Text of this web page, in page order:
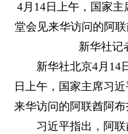
4月14日上午，国家
堂会见来华访问的阿联
新华社记
新华社北京4月14
日上午，国家主席习
来华访问的阿联酋阿布
习近平指出，阿